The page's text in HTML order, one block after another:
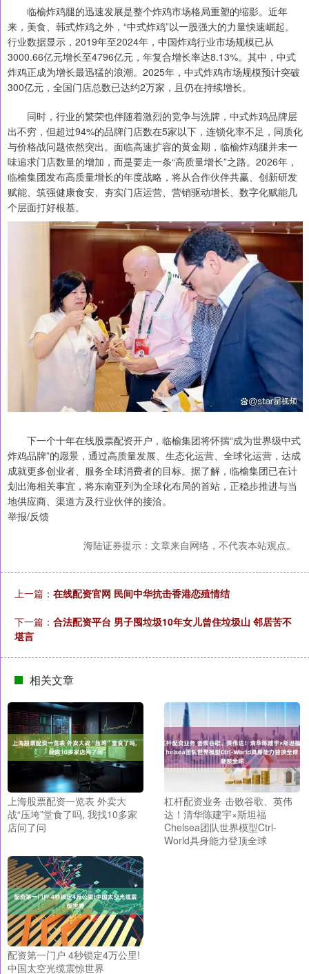
临榆炸鸡腿的迅速发展是整个炸鸡市场格局重塑的缩影。近年
来，美食、韩式炸鸡之外，“中式炸鸡”以一股强大的力量快速崛起。
行业数据显示，2019年至2024年，中国炸鸡行业市场规模已从
3000.66亿元增长至4796亿元，年复合增长率达8.13%。其中，中式
炸鸡正成为增长最迅猛的浪潮。2025年，中式炸鸡市场规模预计突破
300亿元，全国门店总数已达约2万家，且仍在持续增长。
同时，行业的繁荣也伴随着激烈的竞争与洗牌，中式炸鸡品牌层
出不穷，但超过94%的品牌门店数在5家以下，连锁化率不足，同质化
与价格战问题依然突出。面临高速扩容的黄金期，临榆炸鸡腿并未一
味追求门店数量的增加，而是要走一条“高质量增长”之路。2026年，
临榆集团发布高质量增长的年度战略，将从合作伙伴共赢、创新研发
赋能、筑强健康食安、夯实门店运营、营销驱动增长、数字化赋能几
个层面打好根基。
下一个十年在线股票配资开户，临榆集团将怀揣“成为世界级中式
炸鸡品牌”的愿景，通过高质量发展、生态化运营、全球化运营，达成
成就更多创业者、服务全球消费者的目标。据了解，临榆集团已在计
划出海相关事宜，将东南亚列为全球化布局的首站，正稳步推进与当
地供应商、渠道方及行业伙伴的接洽。
举报/反馈
海陆证券提示：文章来自网络，不代表本站观点。
上一篇： 在线配资官网 民间中华抗击香港恋殖情结
下一篇： 合法配资平台 男子囤垃圾10年女儿曾住垃圾山 邻居苦不
堪言
相关文章
上海股票配资一览表 外卖大
战“压垮”堂食了吗, 我找10多家
店问了问
杠杆配资业务 击败谷歌、英伟
达！清华陈建宇×斯坦福
Chelsea团队世界模型Ctrl-
World具身能力登顶全球
配资第一门户 4秒锁定4万公里!
中国太空光缆震惊世界